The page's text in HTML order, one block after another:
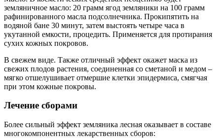
земляничное масло: 20 грамм ягод земляники на 100 грамм
рафинированного масла подсолнечника. Прокипятить на
водяной бане 30 минут, затем выстоять четыре часа в
укутанной емкости, процедить. Применяется для протирания
сухих кожных покровов.
В свежем виде. Также отличный эффект окажет маска из
свежих плодов растения, соединенная со сметаной и медом –
мягко отшелушивает отмершие клетки эпидермиса, смягчая
при этом кожные покровы.
Лечение сборами
Более сильный эффект земляника лесная оказывает в составе
многокомпонентных лекарственных сборов: